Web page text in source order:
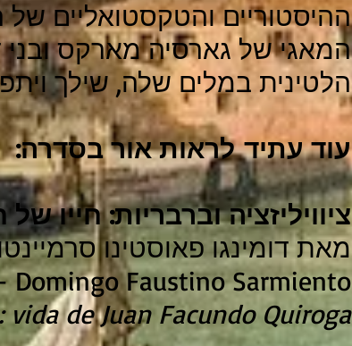
ההיסטוריים והטקסטואליים
המאגי של גארסיה מארקס ובני
הלטינית במלים שלה, שילך
עוד עתיד לראות אור בסדרה:
ציוויליזציה וברבריות: חייו
מאת דומינגו פאוסטינו סרמיינטו (1888-
Domingo Faustino Sarmiento -
de Juan Facundo Quiroga